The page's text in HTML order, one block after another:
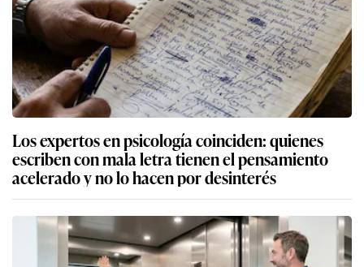
Los expertos en psicología coinciden: quienes
escriben con mala letra tienen el pensamiento
acelerado y no lo hacen por desinterés